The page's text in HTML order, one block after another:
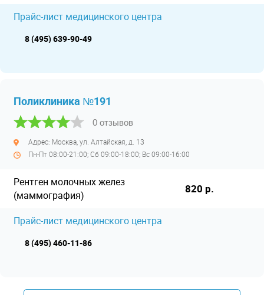
Прайс-лист медицинского центра
8 (495) 639-90-49
Поликлиника №191
0 отзывов
Адрес: Москва, ул. Алтайская, д. 13
Пн-Пт 08:00-21:00; Сб 09:00-18:00; Вс 09:00-16:00
Рентген молочных желез
(маммография)
820 р.
Прайс-лист медицинского центра
8 (495) 460-11-86